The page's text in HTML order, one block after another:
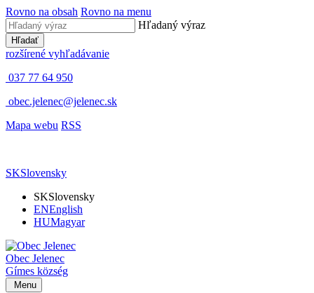
Rovno na obsah Rovno na menu
Hľadaný výraz
Hľadať
rozšírené vyhľadávanie
037 77 64 950
obec.jelenec@jelenec.sk
Mapa webu RSS
SKSlovensky
SKSlovensky
ENEnglish
HUMagyar
Obec Jelenec
Gímes község
Menu